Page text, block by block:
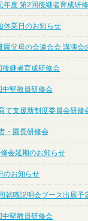
年度 第2回後継者育成研
業日のお知らせ
園父母の会連合会 講演会
継者育成研修会
中堅教員研修会
て支援新制度委員会研修
・園長研修会
会延期のお知らせ
のお知らせ
就職説明会ブース出展
中堅教員研修会